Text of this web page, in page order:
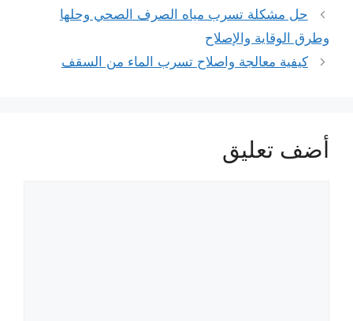
حل مشكلة تسرب مياه الصرف الصحي وحلها
وطرق الوقاية والإصلاح
كيفية معالجة واصلاح تسرب الماء من السقف
أضف تعليق